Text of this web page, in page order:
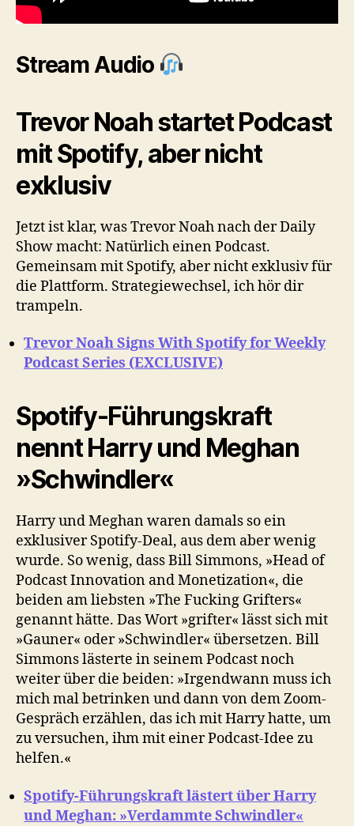
Stream Audio
Trevor Noah startet Podcast
mit Spotify, aber nicht
exklusiv
Jetzt ist klar, was Trevor Noah nach der Daily
Show macht: Natürlich einen Podcast.
Gemeinsam mit Spotify, aber nicht exklusiv für
die Plattform. Strategiewechsel, ich hör dir
trampeln.
Trevor Noah Signs With Spotify for Weekly
Podcast Series (EXCLUSIVE)
Spotify-Führungskraft
nennt Harry und Meghan
»Schwindler«
Harry und Meghan waren damals so ein
exklusiver Spotify-Deal, aus dem aber wenig
wurde. So wenig, dass Bill Simmons, »Head of
Podcast Innovation and Monetization«, die
beiden am liebsten »The Fucking Grifters«
genannt hätte. Das Wort »grifter« lässt sich mit
»Gauner« oder »Schwindler« übersetzen. Bill
Simmons lästerte in seinem Podcast noch
weiter über die beiden: »Irgendwann muss ich
mich mal betrinken und dann von dem Zoom-
Gespräch erzählen, das ich mit Harry hatte, um
zu versuchen, ihm mit einer Podcast-Idee zu
helfen.«
Spotify-Führungskraft lästert über Harry
und Meghan: »Verdammte Schwindler«